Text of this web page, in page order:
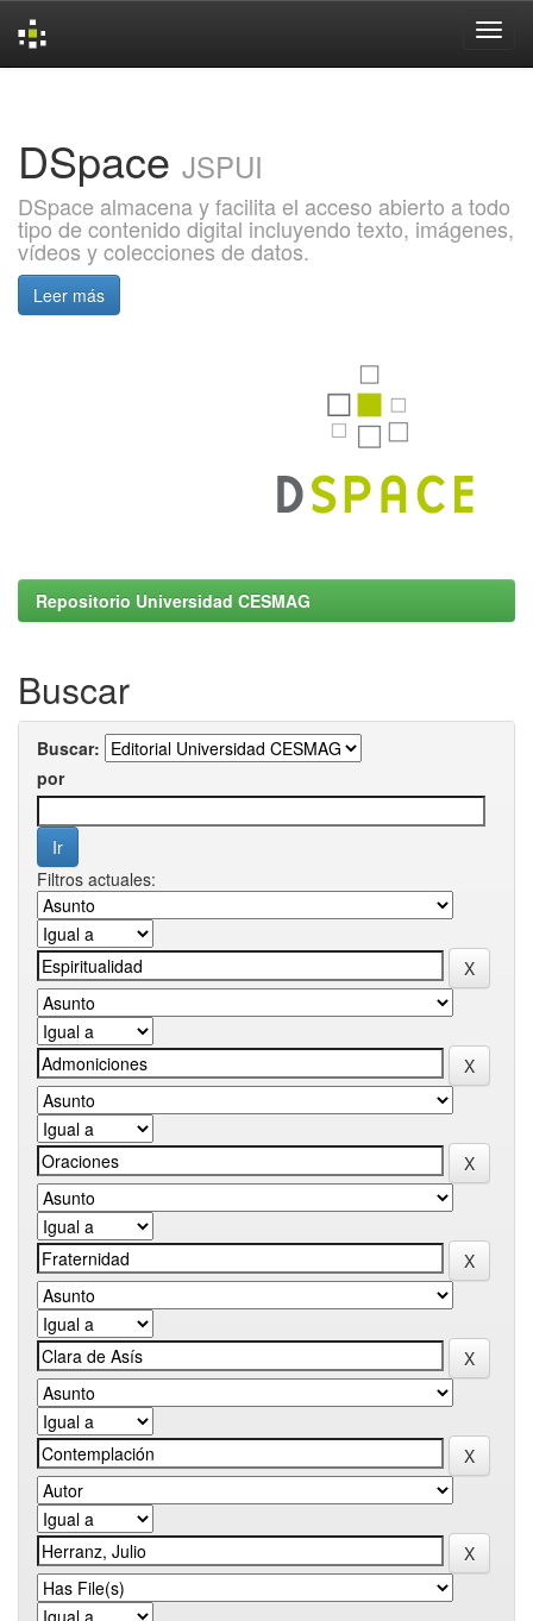
DSpace JSPUI
DSpace almacena y facilita el acceso abierto a todo
tipo de contenido digital incluyendo texto, imágenes,
vídeos y colecciones de datos.
Leer más
Repositorio Universidad CESMAG
Buscar
Buscar:
por
Filtros actuales: